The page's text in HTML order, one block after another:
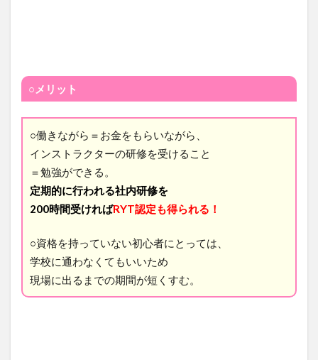
○メリット
○働きながら＝お金をもらいながら、
インストラクターの研修を受けること
＝勉強ができる。
定期的に行われる社内研修を
200時間受ければRYT認定も得られる！
○資格を持っていない初心者にとっては、
学校に通わなくてもいいため
現場に出るまでの期間が短くすむ。